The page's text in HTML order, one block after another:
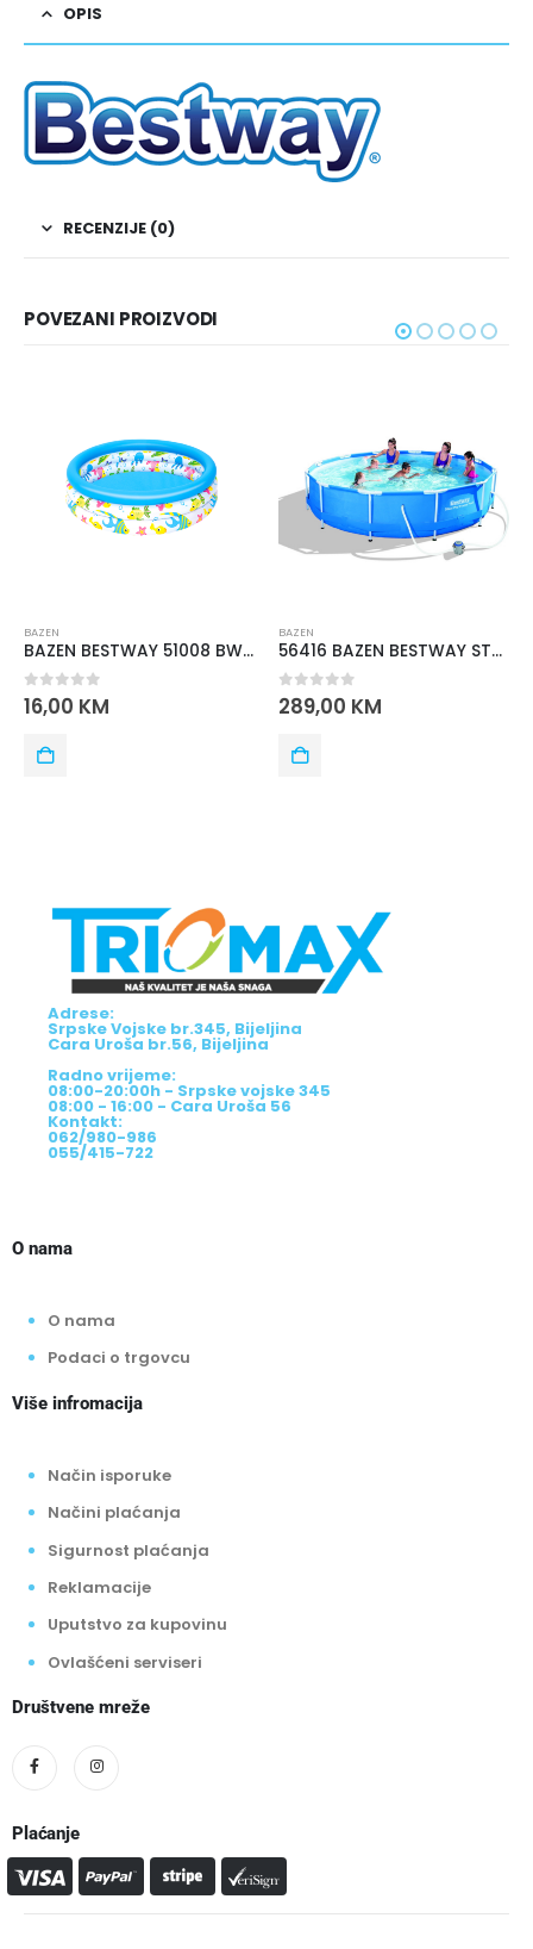
OPIS
RECENZIJE (0)
POVEZANI PROIZVODI
BAZEN
BAZEN BESTWAY 51008 BW CORAL 1,02m X 25 cm
0out of 5
16,00 KM
BAZEN
56416 BAZEN BESTWAY STEEL PRO 3.66mx76cm
0out of 5
289,00 KM
Adrese:
Srpske Vojske br.345, Bijeljina
Cara Uroša br.56, Bijeljina
Radno vrijeme:
08:00-20:00h - Srpske vojske 345
08:00 - 16:00 - Cara Uroša 56
Kontakt:
062/980-986
055/415-722
O nama
O nama
Podaci o trgovcu
Više infromacija
Način isporuke
Načini plaćanja
Sigurnost plaćanja
Reklamacije
Uputstvo za kupovinu
Ovlašćeni serviseri
Društvene mreže
Plaćanje